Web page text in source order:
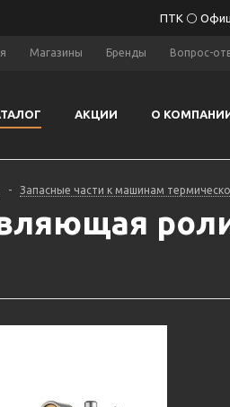
ПТК ⚪
Магазины Бренды Вопрос-
АКЦИИ О
- Запасные части к машинам